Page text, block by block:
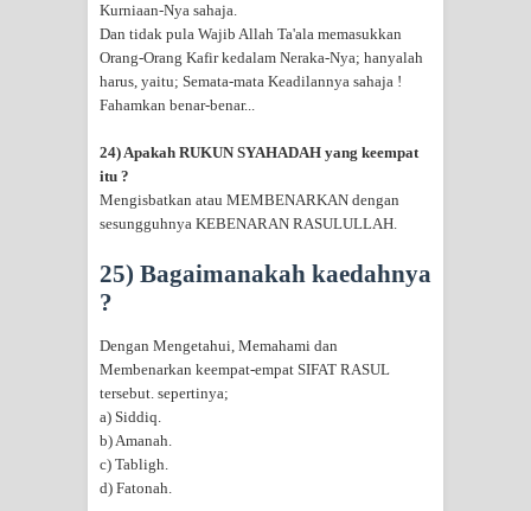
Kurniaan-Nya sahaja.
Dan tidak pula Wajib Allah Ta'ala memasukkan
Orang-Orang Kafir kedalam Neraka-Nya; hanyalah
harus, yaitu; Semata-mata Keadilannya sahaja !
Fahamkan benar-benar...
24) Apakah RUKUN SYAHADAH yang keempat
itu ?
Mengisbatkan atau MEMBENARKAN dengan
sesungguhnya KEBENARAN RASULULLAH.
25) Bagaimanakah kaedahnya
?
Dengan Mengetahui, Memahami dan
Membenarkan keempat-empat SIFAT RASUL
tersebut. sepertinya;
a) Siddiq.
b) Amanah.
c) Tabligh.
d) Fatonah.